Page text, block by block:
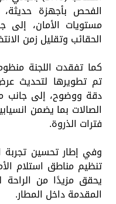
الفحص بأجهزة
مستويات الأمان، إلى
الحقائب وتقليل زمن
كما تفقدت اللجنة
تم تطويرها لتحديث
دقة ووضوح، إلى جانب
الصالات بما يضمن
فترات الذروة.
وفي إطار تحسين تجربة
تنظيم مناطق استلام
يحقق مزيدًا من الراحة
المقدمة داخل المطار.